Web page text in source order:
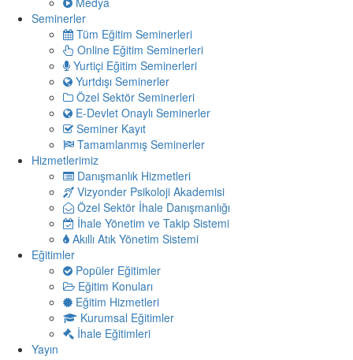
Seminerler
Tüm Eğitim Seminerleri
Online Eğitim Seminerleri
Yurtiçi Eğitim Seminerleri
Yurtdışı Seminerler
Özel Sektör Seminerleri
E-Devlet Onaylı Seminerler
Seminer Kayıt
Tamamlanmış Seminerler
Hizmetlerimiz
Danışmanlık Hizmetleri
Vizyonder Psikoloji Akademisi
Özel Sektör İhale Danışmanlığı
İhale Yönetim ve Takip Sistemi
Akıllı Atık Yönetim Sistemi
Eğitimler
Popüler Eğitimler
Eğitim Konuları
Eğitim Hizmetleri
Kurumsal Eğitimler
İhale Eğitimleri
Yayın